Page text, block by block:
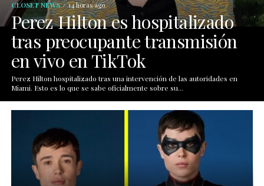
CLOSET NEWS 14 horas ago
Perez Hilton es hospitalizado
tras preocupante transmisión
en vivo en TikTok
Perez Hilton hospitalizado tras una intervención de las autoridades en
Miami. Esto es lo que se sabe oficialmente sobre su...